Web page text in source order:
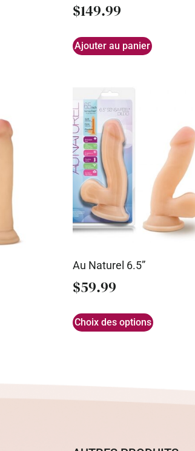
$149.99
Ajouter au panier
Au Naturel 6.5”
$59.99
Choix des options